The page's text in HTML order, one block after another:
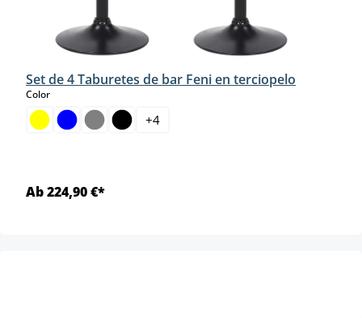
Set de 4 Taburetes de bar Feni en terciopelo
Colorselect
+4
Ab 224,90 €*